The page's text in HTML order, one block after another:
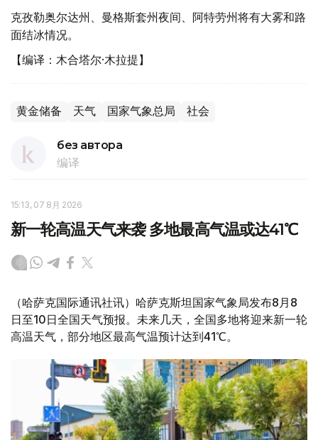
克孜勒奥尔达州、曼格斯套州夜间、阿特劳州将有大雾和路
面结冰情况。
【编译：木合塔尔·木拉提】
黄金储备 天气 国家气象总局 社会
без автора
编译
15:13, 07 8月 2026
新一轮高温天气来袭 多地最高气温或达41℃
（哈萨克国际通讯社讯）哈萨克斯坦国家气象局发布8月8
日至10日全国天气预报。未来几天，全国多地将迎来新一轮
高温天气，部分地区最高气温预计达到41℃。